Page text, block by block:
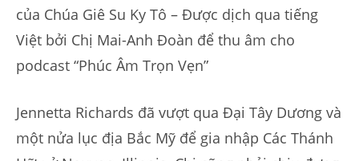
của Chúa Giê Su Ky Tô – Được dịch qua tiếng
Việt bởi Chị Mai-Anh Đoàn để thu âm cho
podcast “Phúc Âm Trọn Vẹn”
Jennetta Richards đã vượt qua Đại Tây Dương và
một nửa lục địa Bắc Mỹ để gia nhập Các Thánh